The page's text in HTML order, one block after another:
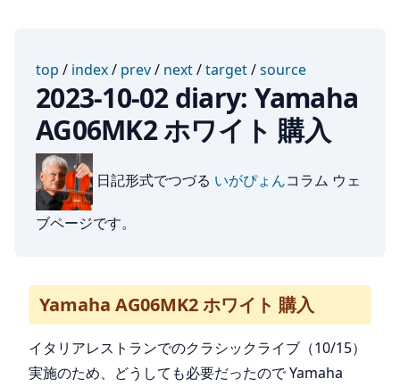
top / index/ prev/ next/target/source
2023-10-02 diary: Yamaha
AG06MK2 ホワイト 購入
日記形式でつづる いがぴょんコラム ウェ
ブページです。
Yamaha AG06MK2 ホワイト 購入
イタリアレストランでのクラシックライブ（10/15）
実施のため、どうしても必要だったので Yamaha